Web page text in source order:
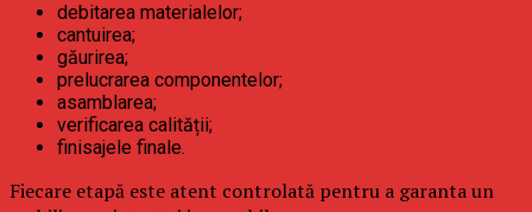
debitarea materialelor;
cantuirea;
găurirea;
prelucrarea componentelor;
asamblarea;
verificarea calității;
finisajele finale.
Fiecare etapă este atent controlată pentru a garanta un